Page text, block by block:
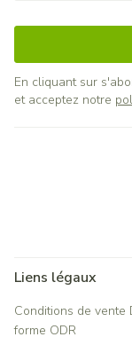
En cliquant sur
et acceptez notre
Liens légaux
Conditions de vente
forme ODR